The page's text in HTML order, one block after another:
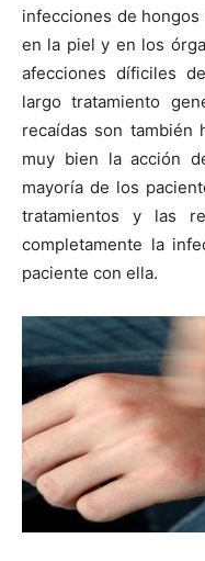
infecciones de
en la piel y en los
afecciones díficiles
largo tratamiento
recaídas son también
muy bien la acción
mayoría de los
tratamientos y las
completamente la
paciente con ella.